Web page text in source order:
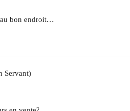
au bon endroit…
Servant)